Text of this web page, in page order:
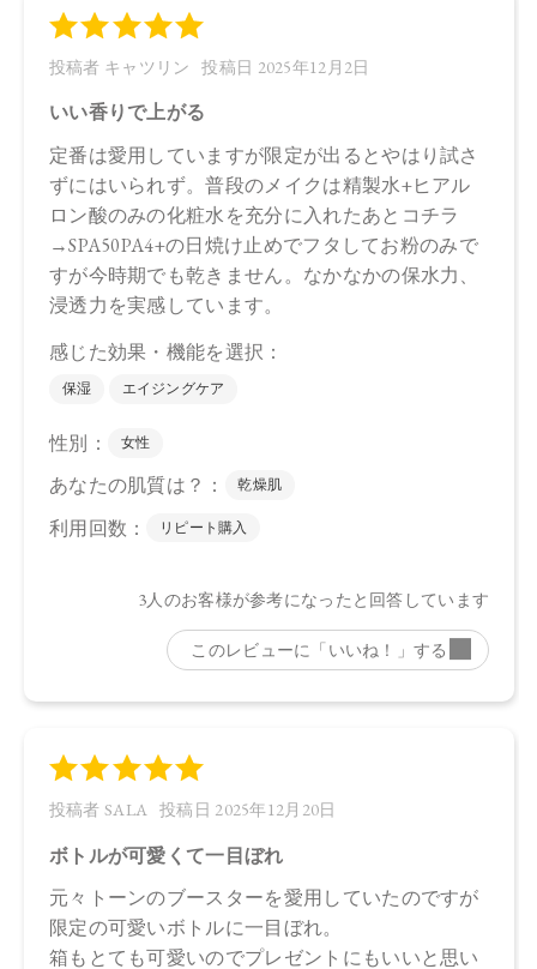
セラミドＡＧ、セラミドＡＰ 、スフィンゴ糖脂質、シャクヤ
ク根エキス、アゼロイルジグリシンＫ、セイヨウノコギリソ
ウエキス、スイゼンジノリ多糖体、カミツレ花油、オプンチ
タエキス、エーデルワイス花／葉エキス、カニナバラ果実エ
キス、ツボクサエキス、ティーツリー葉エキス、ドクダミエ
キス、オウゴン根エキス、イタドリ根エキス、カンゾウ根エ
キス、チャ葉エキス 、ローズマリー葉エキス、カミツレ花エ
キス、ベタイン、乳酸Ｎａ、グリシン、グルタミン酸、リシ
ンＨＣｌ、加水分解ホホバエステル、加水分解水添デンプ
ン、トレハロース、サクシノグリカン、クエン酸、水添レシ
チン、フィトステロールズ、ペンチレングリコール、ＰＥＧ
－６０水添ヒマシ油、安息香酸Ｎａ、ＰＥＧ－４０水添ヒマ
レオニン、アルギニン、プロリン 、香料
【原産国】
日本
【メーカー品番】
CosmeKitchen 2025/11/1
Biople 2025/11/1
舗にお問い合わせください。
※発売日は予告なく変更する可能性がございます。予めご了
承ください。
※通常はご注文より１～３営業日での発送となります。
商品によっては、お届けまで１～２週間かかる場合がござい
ますので予めご了承ください。